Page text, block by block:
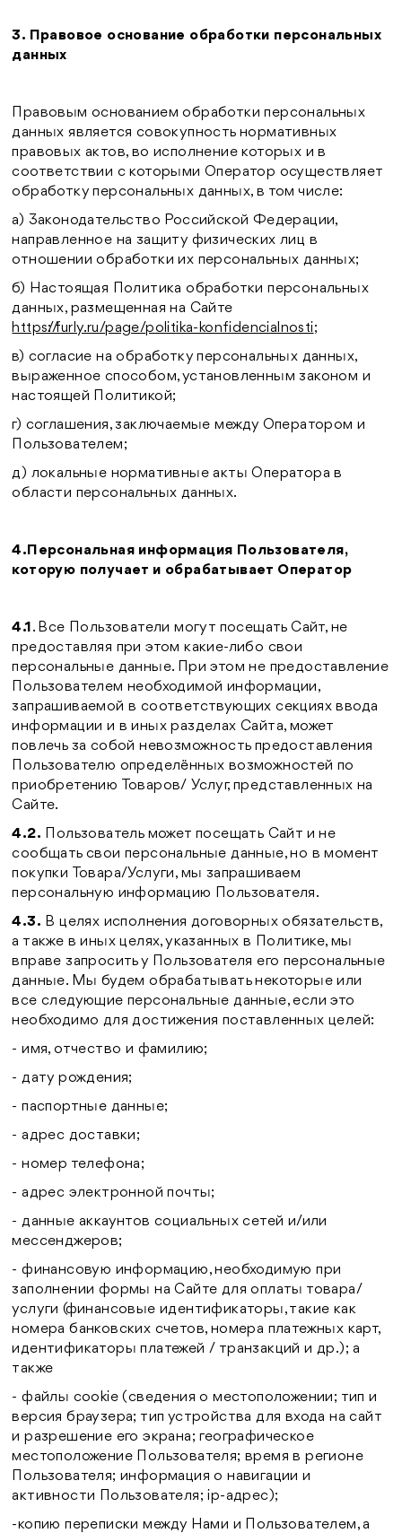
3. Правовое основание обработки персональных
данных
Правовым основанием обработки персональных
данных является совокупность нормативных
правовых актов, во исполнение которых и в
соответствии с которыми Оператор осуществляет
обработку персональных данных, в том числе:
а) Законодательство Российской Федерации,
направленное на защиту физических лиц в
отношении обработки их персональных данных;
б) Настоящая Политика обработки персональных
данных, размещенная на Сайте
https://furly.ru/page/politika-konfidencialnosti;
в) согласие на обработку персональных данных,
выраженное способом, установленным законом и
настоящей Политикой;
г) соглашения, заключаемые между Оператором и
Пользователем;
д) локальные нормативные акты Оператора в
области персональных данных.
4.Персональная информация Пользователя,
которую получает и обрабатывает Оператор
4.1 . Все Пользователи могут посещать Сайт, не
предоставляя при этом какие-либо свои
персональные данные. При этом не предоставление
Пользователем необходимой информации,
запрашиваемой в соответствующих секциях ввода
информации и в иных разделах Сайта, может
повлечь за собой невозможность предоставления
Пользователю определённых возможностей по
приобретению Товаров/ Услуг, представленных на
Сайте.
4.2. Пользователь может посещать Сайт и не
сообщать свои персональные данные, но в момент
покупки Товара/Услуги, мы запрашиваем
персональную информацию Пользователя.
4.3. В целях исполнения договорных обязательств,
а также в иных целях, указанных в Политике, мы
вправе запросить у Пользователя его персональные
данные. Мы будем обрабатывать некоторые или
все следующие персональные данные, если это
необходимо для достижения поставленных целей:
- имя, отчество и фамилию;
- дату рождения;
- паспортные данные;
- адрес доставки;
- номер телефона;
- адрес электронной почты;
- данные аккаунтов социальных сетей и/или
мессенджеров;
- финансовую информацию, необходимую при
заполнении формы на Сайте для оплаты товара/
услуги (финансовые идентификаторы, такие как
номера банковских счетов, номера платежных карт,
идентификаторы платежей / транзакций и др.); а
также
- файлы cookie (сведения о местоположении; тип и
версия браузера; тип устройства для входа на сайт
и разрешение его экрана; географическое
местоположение Пользователя; время в регионе
Пользователя; информация о навигации и
активности Пользователя; ip-адрес);
-копию переписки между Нами и Пользователем, а